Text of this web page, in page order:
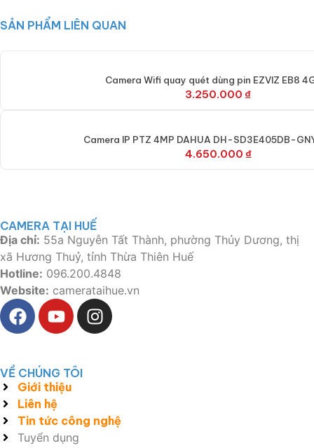
SẢN PHẨM LIÊN QUAN
Camera Wifi quay quét dùng pin EZVIZ EB8
3.250.000 ₫
Camera IP PTZ 4MP DAHUA DH-SD3E405DB-
4.650.000 ₫
CAMERA TẠI HUẾ
Địa chỉ: 55a Nguyễn Tất Thành, phường Thủy Dương, thị
xã Hương Thuỷ, tỉnh Thừa Thiên Huế
Hotline: 096.200.4848
Website: camerataihue.vn
VỀ CHÚNG TÔI
Giới thiệu
Liên hệ
Tin tức công nghệ
Tuyển dụng